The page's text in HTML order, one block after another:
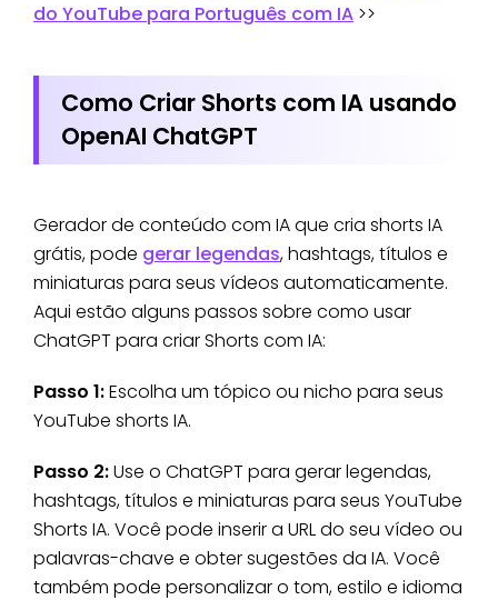
do YouTube para Português com IA >>
Como Criar Shorts com IA usando
OpenAI ChatGPT
Gerador de conteúdo com IA que cria shorts IA
grátis, pode gerar legendas, hashtags, títulos e
miniaturas para seus vídeos automaticamente.
Aqui estão alguns passos sobre como usar
ChatGPT para criar Shorts com IA:
Passo 1:Escolha um tópico ou nicho para seus
YouTube shorts IA.
Passo 2:Use o ChatGPT para gerar legendas,
hashtags, títulos e miniaturas para seus YouTube
Shorts IA. Você pode inserir a URL do seu vídeo ou
palavras-chave e obter sugestões da IA. Você
também pode personalizar o tom, estilo e idioma